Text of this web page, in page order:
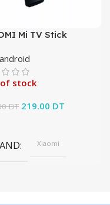
Mi TV Stick
stock
DT Le prix initial était :
219.00 DT
Xiaomi